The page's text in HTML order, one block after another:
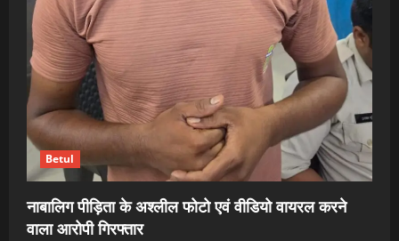
Betul
नाबालिग पीड़िता के अश्लील फोटो एवं वीडियो वायरल करने
वाला आरोपी गिरफ्तार